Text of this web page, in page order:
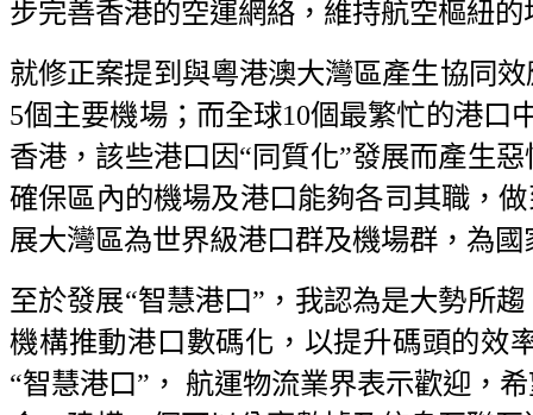
步完善香港的空運網絡，維持航空樞紐的
就修正案提到與粵港澳大灣區產生協同
5個主要機場；而全球10個最繁忙的港口
香港，該些港口因“同質化”發展而產生
確保區內的機場及港口能夠各司其職，
展大灣區為世界級港口群及機場群，為
至於發展“智慧港口”，我認為是大勢所
機構推動港口數碼化，以提升碼頭的效
“智慧港口”， 航運物流業界表示歡迎，